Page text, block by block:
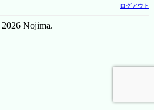
ログアウト
Nojima.